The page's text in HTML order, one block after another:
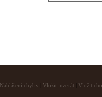
Nahlášení chyby Vložit inzerát Vložit